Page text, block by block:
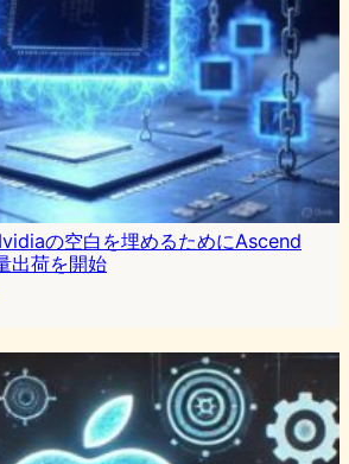
の空白を埋めるためにAscend
出荷を開始